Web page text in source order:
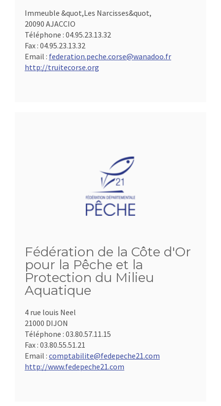
Immeuble &quot,Les Narcisses&quot,
20090 AJACCIO
Téléphone : 04.95.23.13.32
Fax : 04.95.23.13.32
Email : federation.peche.corse@wanadoo.fr
http://truitecorse.org
Fédération de la Côte d'Or
pour la Pêche et la
Protection du Milieu
Aquatique
4 rue louis Neel
21000 DIJON
Téléphone : 03.80.57.11.15
Fax : 03.80.55.51.21
Email : comptabilite@fedepeche21.com
http://www.fedepeche21.com